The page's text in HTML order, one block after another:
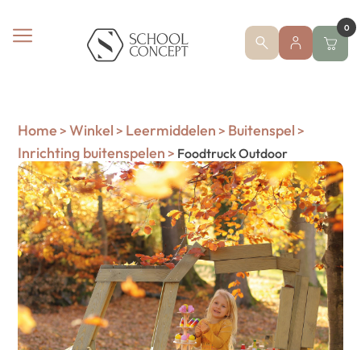
0
Home > Winkel > Leermiddelen > Buitenspel >
Inrichting buitenspelen > Foodtruck Outdoor